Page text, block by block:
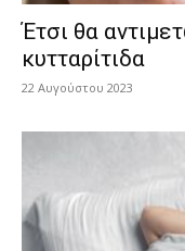
Έτσι θα
κυτταρίτιδα
22 Αυγούστου 2023